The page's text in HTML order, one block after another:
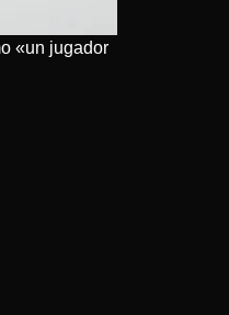
«un jugador